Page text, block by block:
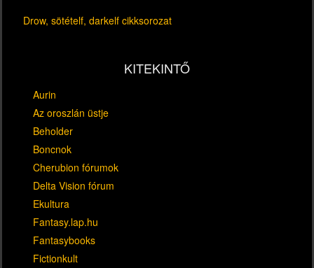
Drow, sötételf, darkelf cikksorozat
KITEKINTŐ
Aurin
Az oroszlán üstje
Beholder
Boncnok
Cherubion fórumok
Delta Vision fórum
Ekultura
Fantasy.lap.hu
Fantasybooks
Fictionkult